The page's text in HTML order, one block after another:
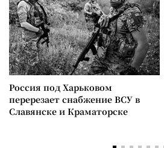
Россия под Харьковом
перерезает снабжение ВСУ в
Славянске и Краматорске